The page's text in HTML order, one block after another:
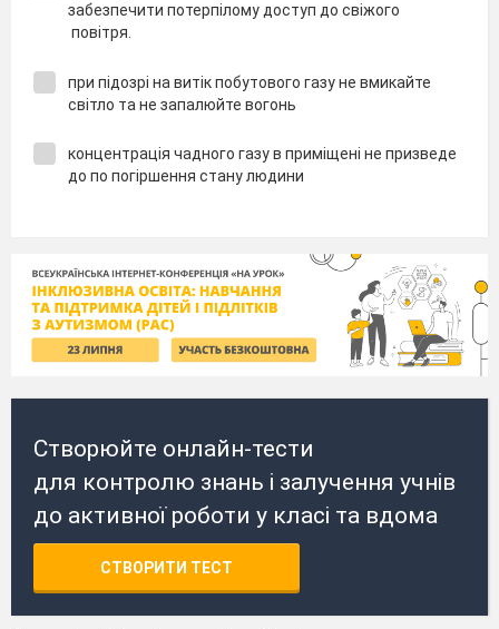
забезпечити потерпілому доступ до свіжого
повітря.
при підозрі на витік побутового газу не вмикайте
світло та не запалюйте вогонь
концентрація чадного газу в приміщені не призведе
до по погіршення стану людини
Створюйте онлайн-тести
для контролю знань і залучення учнів
до активної роботи у класі та вдома
СТВОРИТИ ТЕСТ